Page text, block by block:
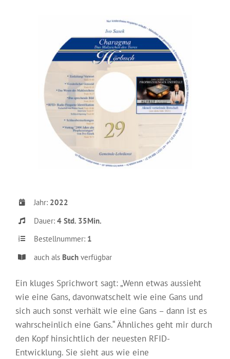
Jahr: 2022
Dauer: 4 Std. 35Min.
Bestellnummer: 1
auch als Buch verfügbar
Ein kluges Sprichwort sagt: „Wenn etwas aussieht
wie eine Gans, davonwatschelt wie eine Gans und
sich auch sonst verhält wie eine Gans – dann ist es
wahrscheinlich eine Gans.“ Ähnliches geht mir durch
den Kopf hinsichtlich der neuesten RFID-
Entwicklung. Sie sieht aus wie eine